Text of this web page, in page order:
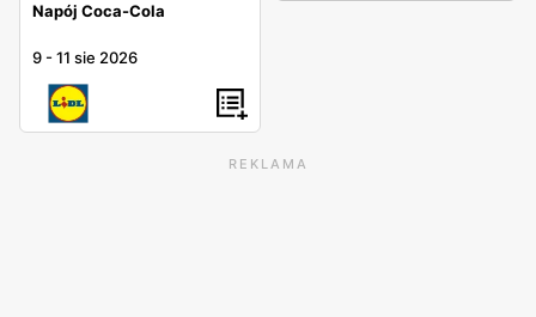
Napój Coca-Cola
9 -11 sie 2026
REKLAMA